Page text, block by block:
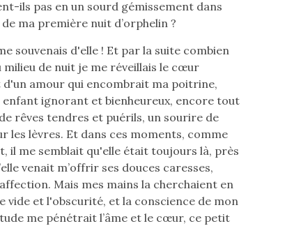
ils pas en un sourd gémissement dans
ma première nuit d’orphelin ?
souvenais d'elle ! Et par la suite combien
milieu de nuit je me réveillais le cœur
amour qui encombrait ma poitrine,
enfant ignorant et bienheureux, encore tout
rêves tendres et puérils, un sourire de
les lèvres. Et dans ces moments, comme
il me semblait qu'elle était toujours là, près
venait m’offrir ses douces caresses,
Mais mes mains la cherchaient en
vide et l'obscurité, et la conscience de mon
me pénétrait l’âme et le cœur, ce petit